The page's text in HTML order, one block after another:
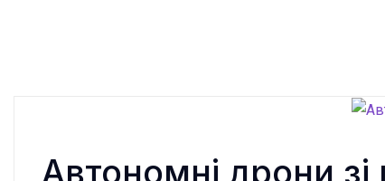
Автономні дрони